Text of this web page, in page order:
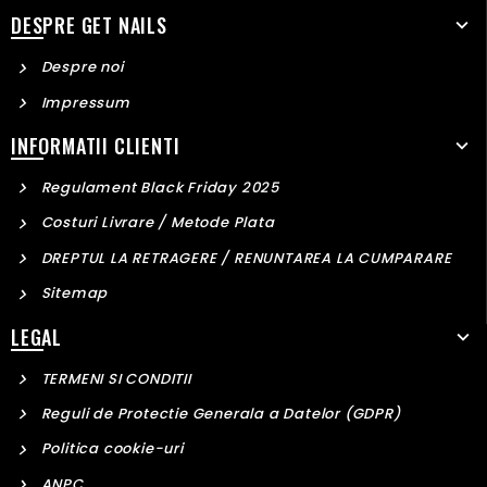
Nails si pot diferi de cele ale altor companii.
alt mod sau scop decat cel descris.
DESPRE GET NAILS
Despre noi
Impressum
INFORMATII CLIENTI
Regulament Black Friday 2025
Costuri Livrare / Metode Plata
DREPTUL LA RETRAGERE / RENUNTAREA LA CUMPARARE
Sitemap
LEGAL
TERMENI SI CONDITII
Reguli de Protectie Generala a Datelor (GDPR)
Politica cookie-uri